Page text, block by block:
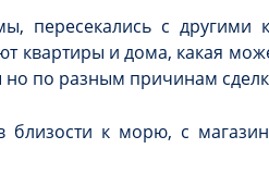
с другими
квартиры и дома, какая
по разным причинам
к морю, с